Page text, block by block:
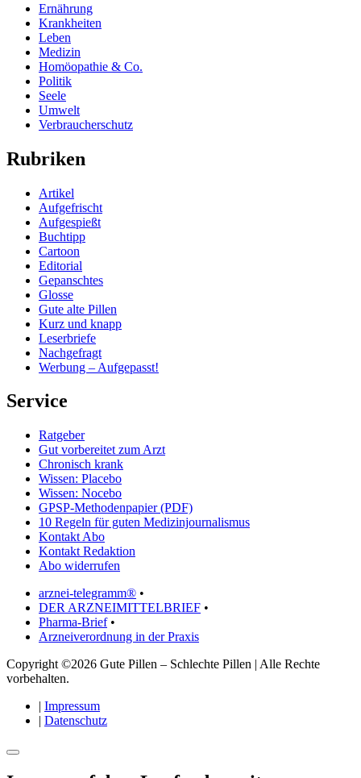
Ernährung
Krankheiten
Leben
Medizin
Homöopathie & Co.
Politik
Seele
Umwelt
Verbraucherschutz
Rubriken
Artikel
Aufgefrischt
Aufgespießt
Buchtipp
Cartoon
Editorial
Gepanschtes
Glosse
Gute alte Pillen
Kurz und knapp
Leserbriefe
Nachgefragt
Werbung – Aufgepasst!
Service
Ratgeber
Gut vorbereitet zum Arzt
Chronisch krank
Wissen: Placebo
Wissen: Nocebo
GPSP-Methodenpapier (PDF)
10 Regeln für guten Medizinjournalismus
Kontakt Abo
Kontakt Redaktion
Abo widerrufen
arznei-telegramm® •
DER ARZNEIMITTELBRIEF •
Pharma-Brief•
Arzneiverordnung in der Praxis
Copyright ©2026 Gute Pillen – Schlechte Pillen | Alle Rechte
vorbehalten.
| Impressum
| Datenschutz